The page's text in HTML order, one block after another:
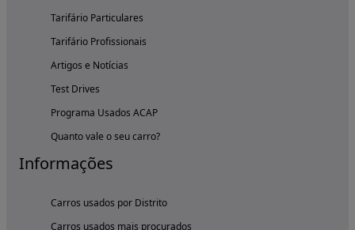
Tarifário Particulares
Tarifário Profissionais
Artigos e Notícias
Test Drives
Programa Usados ACAP
Quanto vale o seu carro?
Informações
Carros usados por Distrito
Carros usados mais procurados